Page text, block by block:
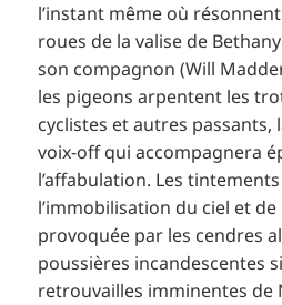
l’instant même où
roues de la valise de
son compagnon (Will
les pigeons arpentent les
cyclistes et autres passants,
voix-off qui accompagnera
l’affabulation. Les
l’immobilisation du ciel et de
provoquée par les cendres
poussières incandescentes
retrouvailles imminentes de